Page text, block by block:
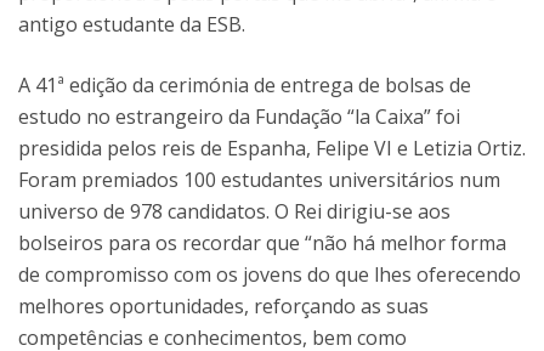
antigo estudante da ESB.
A 41ª edição da cerimónia de entrega de bolsas de
estudo no estrangeiro da Fundação “la Caixa” foi
presidida pelos reis de Espanha, Felipe VI e Letizia Ortiz.
Foram premiados 100 estudantes universitários num
universo de 978 candidatos. O Rei dirigiu-se aos
bolseiros para os recordar que “não há melhor forma
de compromisso com os jovens do que lhes oferecendo
melhores oportunidades, reforçando as suas
competências e conhecimentos, bem como